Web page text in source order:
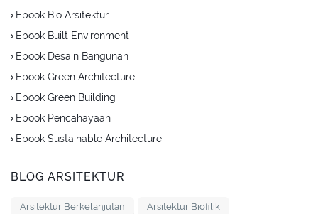
Ebook Bio Arsitektur
Ebook Built Environment
Ebook Desain Bangunan
Ebook Green Architecture
Ebook Green Building
Ebook Pencahayaan
Ebook Sustainable Architecture
BLOG ARSITEKTUR
Arsitektur Berkelanjutan Arsitektur Biofilik